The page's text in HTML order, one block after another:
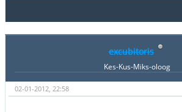
excubitoris
Kes-Kus-Miks-oloog
02-01-2012, 22:58